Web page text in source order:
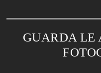
GUARDA LE